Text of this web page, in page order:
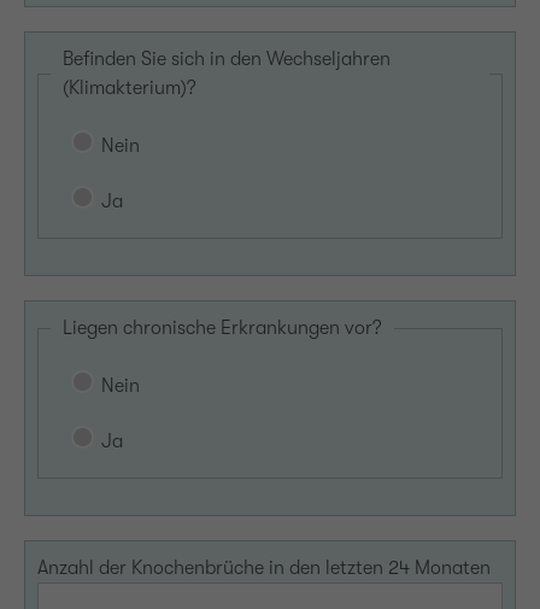
Befinden Sie sich in den Wechseljahren
(Klimakterium)?
Nein
Ja
Liegen chronische Erkrankungen vor?
Nein
Ja
Anzahl der Knochenbrüche in den letzten 24 Monaten